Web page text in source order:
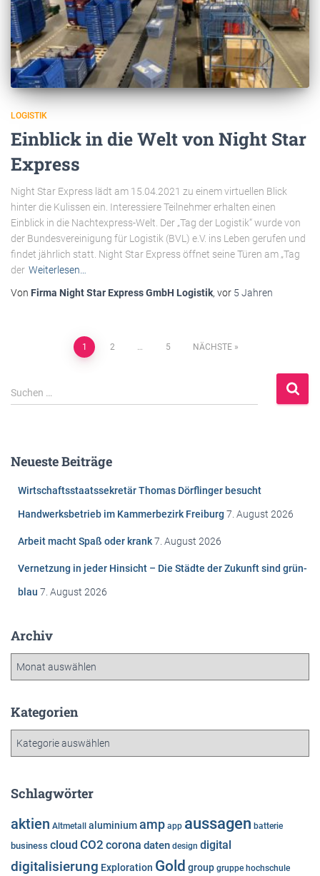
LOGISTIK
Einblick in die Welt von Night Star
Express
Night Star Express lädt am 15.04.2021 zu einem virtuellen Blick
hinter die Kulissen ein. Interessiere Teilnehmer erhalten einen
Einblick in die Nachtexpress-Welt. Der „Tag der Logistik“ wurde von
der Bundesvereinigung für Logistik (BVL) e.V. ins Leben gerufen und
findet jährlich statt. Night Star Express öffnet seine Türen am „Tag
der Weiterlesen…
Von Firma Night Star Express GmbH Logistik, vor 5 Jahren
Beitragsnavigation
1 2 … 5 NÄCHSTE
S
u
n
Suchen …
Neueste Beiträge
Wirtschaftsstaatssekretär Thomas Dörflinger besucht
Handwerksbetrieb im Kammerbezirk Freiburg 7. August 2026
Arbeit macht Spaß oder krank7. August 2026
Vernetzung in jeder Hinsicht – Die Städte der Zukunft sind grün-
blau 7. August 2026
Archiv
h
Kategorien
g
r
i
e
Schlagwörter
aktien Altmetall aluminiumamp app aussagen batterie
business cloud CO2 corona daten design digital
digitalisierung Exploration Gold group gruppe hochschule